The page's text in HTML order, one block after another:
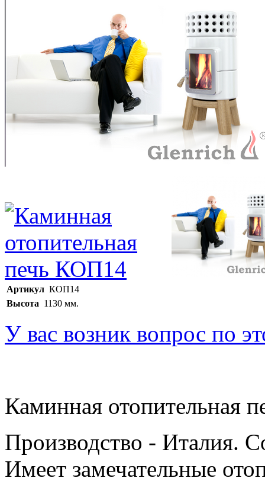
Артикул КОП14
Высота 1130 мм.
У вас возник вопрос по
Каминная отопительная
Производство - Италия.
Имеет замечательные